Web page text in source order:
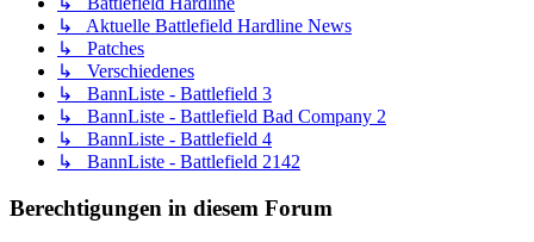
↳ Aktuelle Battlefield Hardline News
↳ Patches
↳ Verschiedenes
↳ BannListe - Battlefield 3
↳ BannListe - Battlefield Bad Company 2
↳ BannListe - Battlefield 4
↳ BannListe - Battlefield 2142
Berechtigungen in diesem Forum